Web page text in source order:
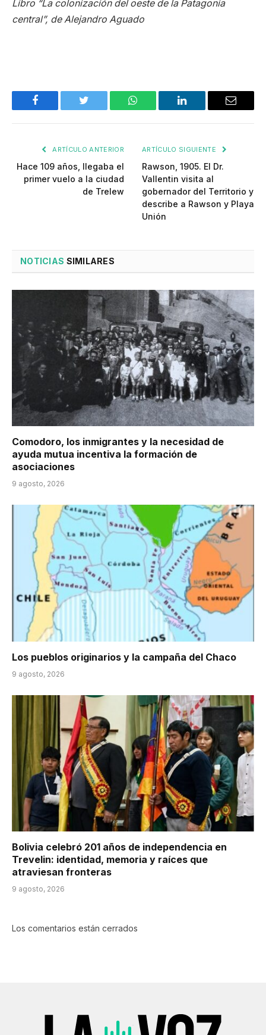
Libro “La colonización del oeste de la Patagonia
central”, de Alejandro Aguado
Facebook Twitter WhatsApp LinkedIn Email
ARTÍCULO ANTERIOR
Hace 109 años, llegaba el
primer vuelo a la ciudad
de Trelew
ARTÍCULO SIGUIENTE
Rawson, 1905. El Dr.
Vallentin visita al
gobernador del Territorio y
describe a Rawson y Playa
Unión
NOTICIAS SIMILARES
Comodoro, los inmigrantes y la necesidad de
ayuda mutua incentiva la formación de
asociaciones
9 agosto, 2026
Los pueblos originarios y la campaña del Chaco
9 agosto, 2026
Bolivia celebró 201 años de independencia en
Trevelin: identidad, memoria y raíces que
atraviesan fronteras
9 agosto, 2026
Los comentarios están cerrados